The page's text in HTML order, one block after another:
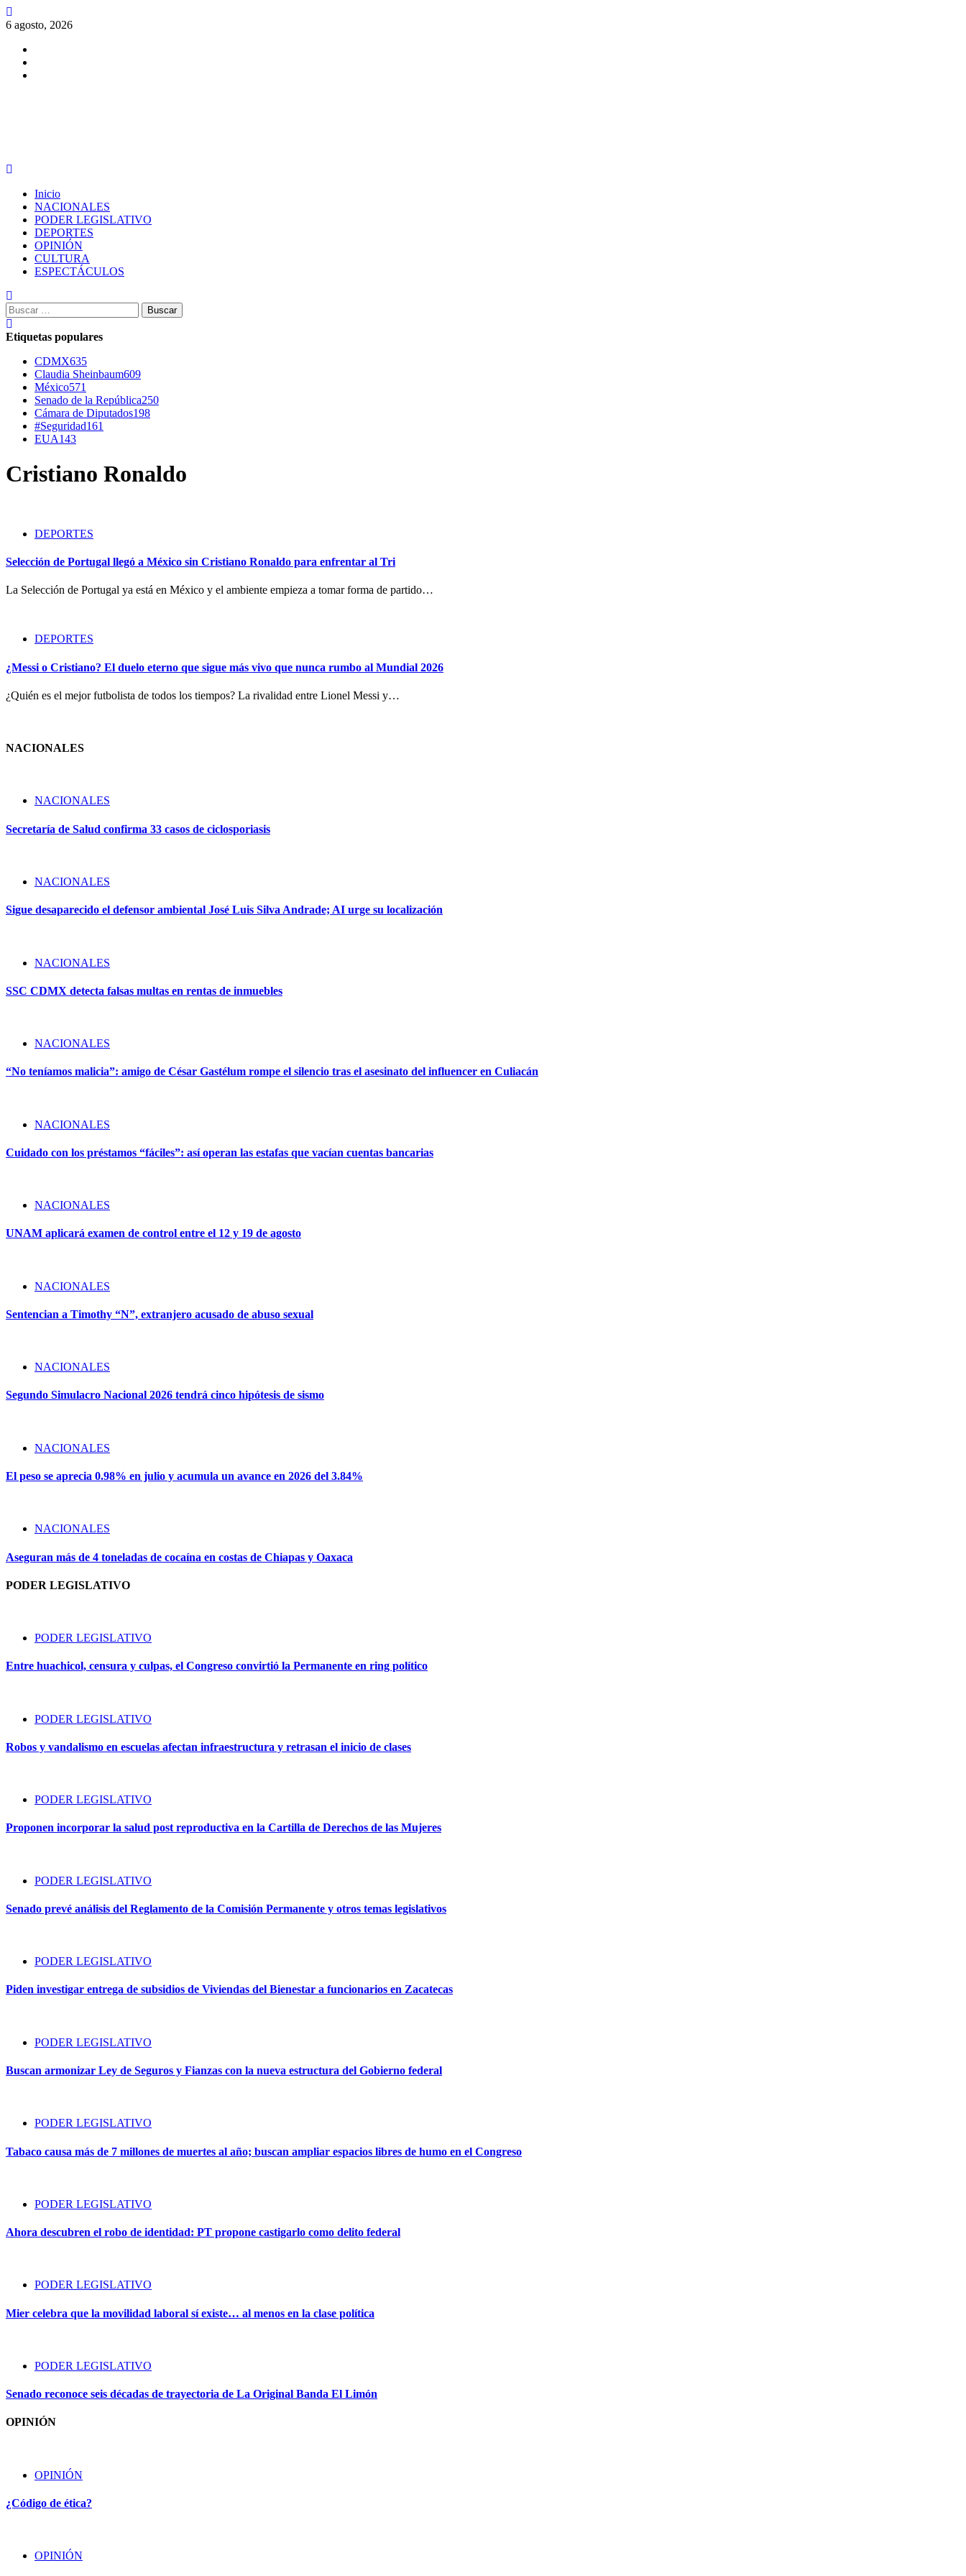
Saltar
al
6 agosto, 2026
Inicio
NACIONALES
PODER LEGISLATIVO
DEPORTES
OPINIÓN
CULTURA
ESPECTÁCULOS
Buscar:
Etiquetas populares
CDMX635
Claudia Sheinbaum609
México571
Senado de la República250
Cámara de Diputados198
#Seguridad161
EUA143
Cristiano Ronaldo
DEPORTES
Selección de Portugal llegó a México sin Cristiano Ronaldo para enfrentar al Tri
La Selección de Portugal ya está en México y el ambiente empieza a tomar forma de partido…
DEPORTES
¿Messi o Cristiano? El duelo eterno que sigue más vivo que nunca rumbo al Mundial 2026
¿Quién es el mejor futbolista de todos los tiempos? La rivalidad entre Lionel Messi y…
NACIONALES
NACIONALES
Secretaría de Salud confirma 33 casos de ciclosporiasis
NACIONALES
Sigue desaparecido el defensor ambiental José Luis Silva Andrade; AI urge su localización
NACIONALES
SSC CDMX detecta falsas multas en rentas de inmuebles
NACIONALES
“No teníamos malicia”: amigo de César Gastélum rompe el silencio tras el asesinato del influencer en Culiacán
NACIONALES
Cuidado con los préstamos “fáciles”: así operan las estafas que vacían cuentas bancarias
NACIONALES
UNAM aplicará examen de control entre el 12 y 19 de agosto
NACIONALES
Sentencian a Timothy “N”, extranjero acusado de abuso sexual
NACIONALES
Segundo Simulacro Nacional 2026 tendrá cinco hipótesis de sismo
NACIONALES
El peso se aprecia 0.98% en julio y acumula un avance en 2026 del 3.84%
NACIONALES
Aseguran más de 4 toneladas de cocaína en costas de Chiapas y Oaxaca
PODER LEGISLATIVO
PODER LEGISLATIVO
Entre huachicol, censura y culpas, el Congreso convirtió la Permanente en ring político
PODER LEGISLATIVO
Robos y vandalismo en escuelas afectan infraestructura y retrasan el inicio de clases
PODER LEGISLATIVO
Proponen incorporar la salud post reproductiva en la Cartilla de Derechos de las Mujeres
PODER LEGISLATIVO
Senado prevé análisis del Reglamento de la Comisión Permanente y otros temas legislativos
PODER LEGISLATIVO
Piden investigar entrega de subsidios de Viviendas del Bienestar a funcionarios en Zacatecas
PODER LEGISLATIVO
Buscan armonizar Ley de Seguros y Fianzas con la nueva estructura del Gobierno federal
PODER LEGISLATIVO
Tabaco causa más de 7 millones de muertes al año; buscan ampliar espacios libres de humo en el Congreso
PODER LEGISLATIVO
Ahora descubren el robo de identidad: PT propone castigarlo como delito federal
PODER LEGISLATIVO
Mier celebra que la movilidad laboral sí existe… al menos en la clase política
PODER LEGISLATIVO
Senado reconoce seis décadas de trayectoria de La Original Banda El Limón
OPINIÓN
OPINIÓN
¿Código de ética?
OPINIÓN